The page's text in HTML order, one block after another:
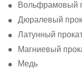
Вольфрамовый
Дюралевый
Латунный
Магниевый
Медь